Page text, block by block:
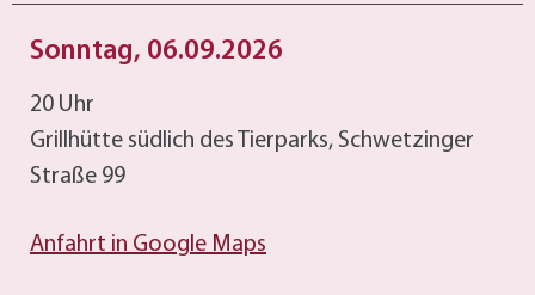
Sonntag, 06.09.2026
20 Uhr
Grillhütte südlich des Tierparks, Schwetzinger
Straße 99
Anfahrt in Google Maps